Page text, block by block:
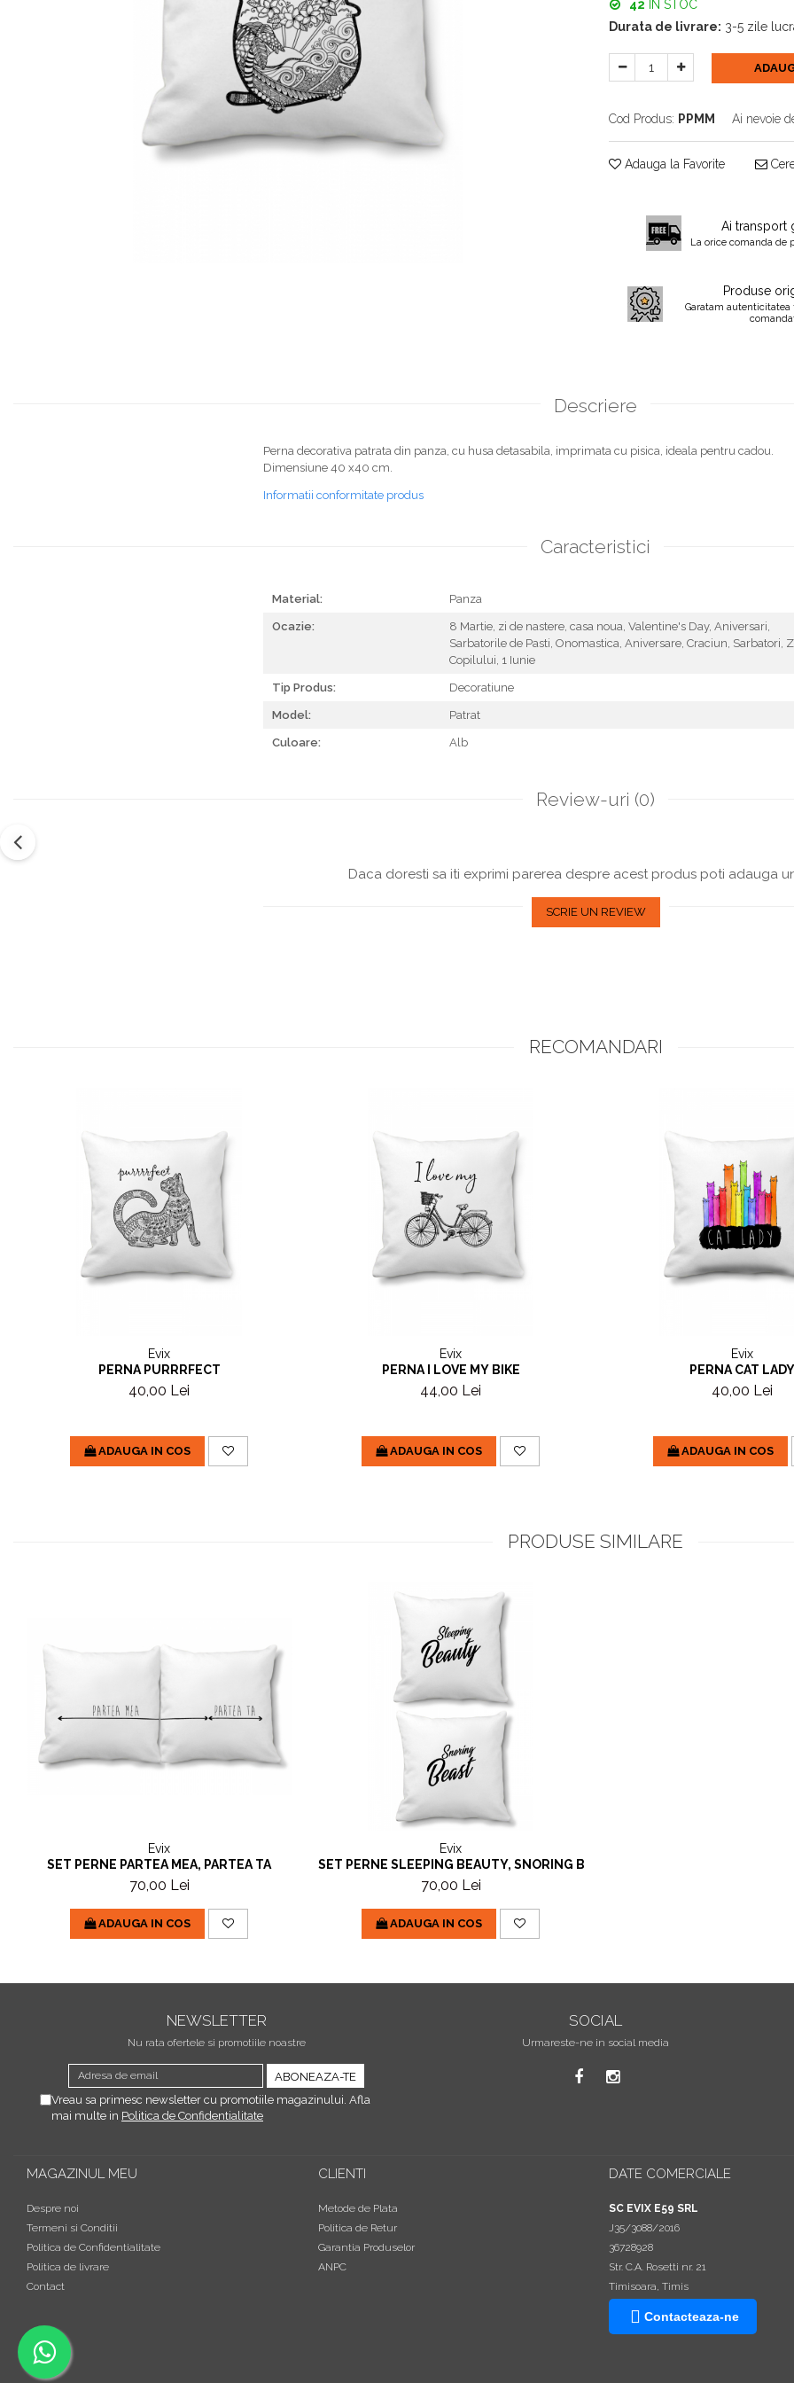
42 IN STOC
Durata de livrare: 3-5 zile
Cod Produs: PPMM Ai nevoie
Adauga la Favorite
Ai transport
La orice comanda de
Produse
Garatam autenticitatea
Descriere
Perna decorativa patrata din panza, cu husa detasabila, imprimata cu pisica, ideala pentru cadou.
Dimensiune 40 x40 cm.
Informatii conformitate produs
Caracteristici
Material: Panza
Ocazie: 8 Martie, zi de nastere, casa noua, Valentine's Day, Aniversari,
Sarbatorile de Pasti, Onomastica, Aniversare, Craciun, Sarbatori,
Copilului, 1 Iunie
Tip Produs: Decoratiune
Model: Patrat
Culoare: Alb
Review-uri (0)
Daca doresti sa iti exprimi parerea despre acest produs poti adauga
SCRIE UN REVIEW
RECOMANDARI
Evix
PERNA PURRRFECT
40,00 Lei
ADAUGA IN COS
Evix
PERNA I LOVE MY BIKE
44,00 Lei
ADAUGA IN COS
Evix
PERNA CAT LADY
40,00 Lei
ADAUGA IN COS
PRODUSE SIMILARE
Evix
SET PERNE PARTEA MEA, PARTEA TA
70,00 Lei
ADAUGA IN COS
Evix
SET PERNE SLEEPING BEAUTY, SNORING BEAST
70,00 Lei
ADAUGA IN COS
NEWSLETTER
Nu rata ofertele si promotiile noastre
Vreau sa primesc newsletter cu promotiile magazinului. Afla
mai multe in Politica de Confidentialitate
SOCIAL
Urmareste-ne in social media
MAGAZINUL MEU
Despre noi
Termeni si Conditii
Politica de Confidentialitate
Politica de livrare
Contact
CLIENTI
Metode de Plata
Politica de Retur
Garantia Produselor
ANPC
DATE COMERCIALE
SC EVIX E59 SRL
J35/3088/2016
36728928
Str. C.A. Rosetti nr. 21
Timisoara, Timis
Contacteaza-ne